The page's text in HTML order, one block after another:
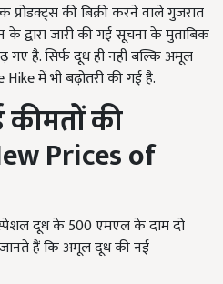
की बिक्री करने वाले गुजरात
द्वारा जारी की गई सूचना के मुताबिक
है. सिर्फ दूध ही नहीं बल्कि अमूल
में भी बढ़ोतरी की गई है.
की
Prices of
दूध के 500 एमएल के दाम दो
हैं कि अमूल दूध की नई